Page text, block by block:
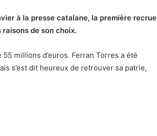
à la presse catalane, la première recrue
raisons de son choix.
millions d’euros. Ferran Torres a été
s’est dit heureux de retrouver sa patrie,